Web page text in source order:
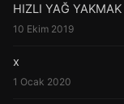
HIZLI YAĞ
10 Ekim 2019
x
1 Ocak 2020